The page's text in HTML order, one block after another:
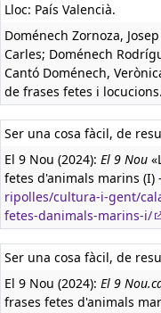
Lloc: País Valencià.
Doménech Zornoza,
Carles; Doménech
Cantó Doménech,
de frases fetes i
Ser una cosa fàcil, de
El 9 Nou (2024): El 9 Nou
fetes d'animals marins (I) -
ripolles/cultura-i-gent/
fetes-danimals-marins-i/
Ser una cosa fàcil, de
El 9 Nou (2024): El 9
frases fetes d'animals